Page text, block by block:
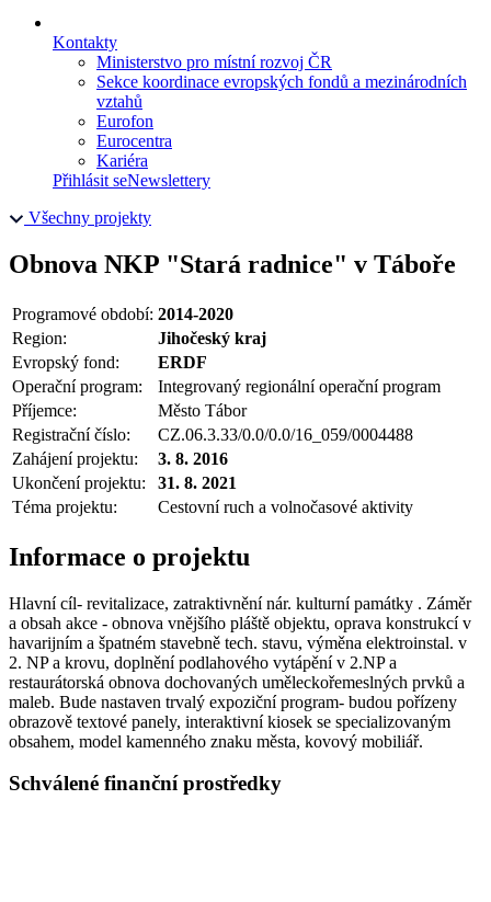
Kontakty
Ministerstvo pro místní rozvoj ČR
Sekce koordinace evropských fondů a mezinárodních
vztahů
Eurofon
Eurocentra
Kariéra
Přihlásit seNewslettery
Všechny projekty
Obnova NKP "Stará radnice" v Táboře
Programové období: 2014-2020
Region:
Jihočeský kraj
Evropský fond:
ERDF
Operační program:
Integrovaný regionální operační program
Příjemce:
Město Tábor
Registrační číslo:
CZ.06.3.33/0.0/0.0/16_059/0004488
Zahájení projektu:
3. 8. 2016
Ukončení projektu:
31. 8. 2021
Téma projektu:
Cestovní ruch a volnočasové aktivity
Informace o projektu
Hlavní cíl- revitalizace, zatraktivnění nár. kulturní památky . Záměr
a obsah akce - obnova vnějšího pláště objektu, oprava konstrukcí v
havarijním a špatném stavebně tech. stavu, výměna elektroinstal. v
2. NP a krovu, doplnění podlahového vytápění v 2.NP a
restaurátorská obnova dochovaných uměleckořemeslných prvků a
maleb. Bude nastaven trvalý expoziční program- budou pořízeny
obrazově textové panely, interaktivní kiosek se specializovaným
obsahem, model kamenného znaku města, kovový mobiliář.
Schválené finanční prostředky